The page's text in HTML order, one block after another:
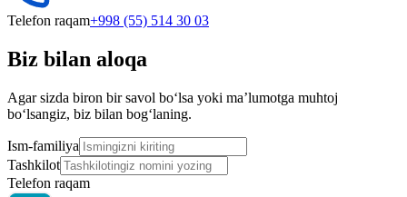
Telefon raqam+998 (55) 514 30 03
Biz bilan aloqa
Agar sizda biron bir savol bo‘lsa yoki ma’lumotga muhtoj
bo‘lsangiz, biz bilan bog‘laning.
Ism-familiya
Tashkilot
Telefon raqam